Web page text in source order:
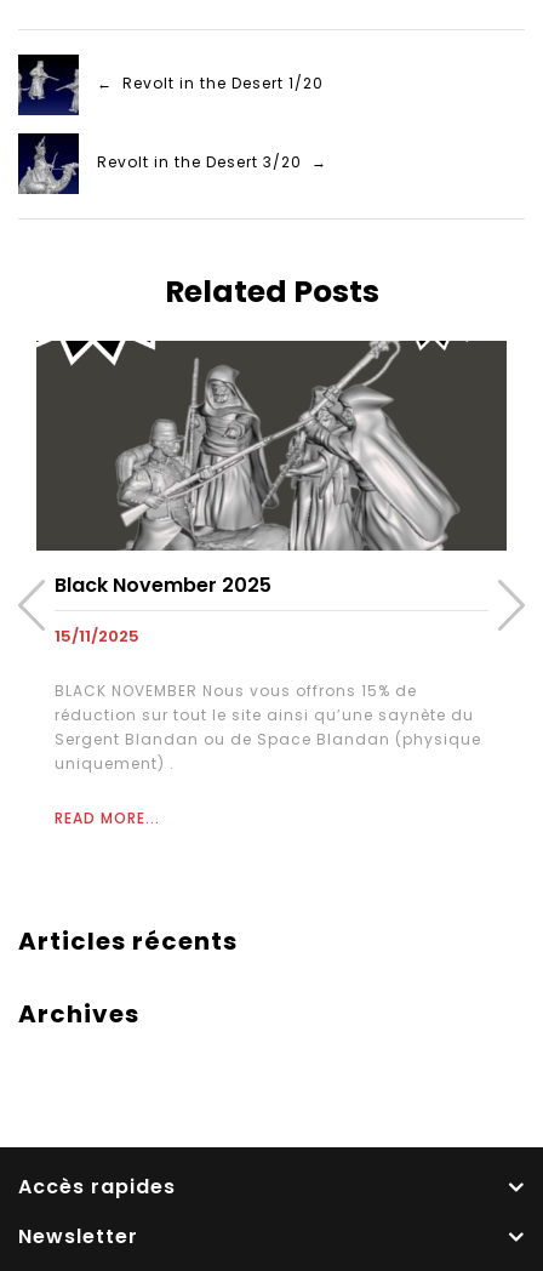
← Revolt in the Desert 1/20
Revolt in the Desert 3/20 →
Related Posts
Black November 2025
15/11/2025
BLACK NOVEMBER Nous vous offrons 15% de
réduction sur tout le site ainsi qu’une saynète du
Sergent Blandan ou de Space Blandan (physique
uniquement) .
READ MORE...
Articles récents
Archives
Accès rapides
Newsletter